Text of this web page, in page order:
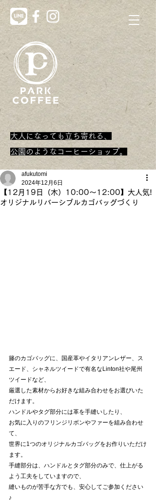
大人になっても立ち寄れる、
​公園のようなコーヒーショップ。
【12月19日（木）10:00～12:00】大人気!
オリジナルリバーシブルカゴバッグづくり
afukutomi
2024年12月6日
籐のカゴバッグに、国産革やイタリアンレザー、ス
エード、シャネルツイードで有名なLinton社や尾州
ツイードなど、
厳選した素材からお好きな組み合わせをお選びいた
だけます。
ハンドルやタグ部分には革を手縫いしたり、
お気に入りのフリンジリボンやファーを組み合わせ
て、
世界に1つのオリジナルカゴバッグをお作りいただけ
ます。
手縫部分は、ハンドルとタグ部分のみで、仕上がる
よう工夫をしていますので、
縫いものが苦手な方でも、安心してご参加ください
♪